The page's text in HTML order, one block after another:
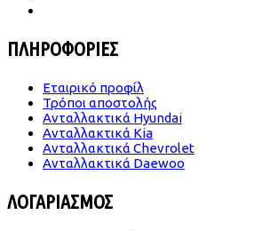
ΠΛΗΡΟΦΟΡΙΕΣ
Εταιρικό προφίλ
Τρόποι αποστολής
Ανταλλακτικά Hyundai
Ανταλλακτικά Kia
Ανταλλακτικά Chevrolet
Ανταλλακτικά Daewoo
ΛΟΓΑΡΙΑΣΜΟΣ